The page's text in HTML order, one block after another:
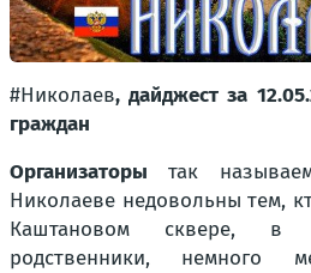
#Николаев, дайджест за
граждан
Организаторы так
Николаеве недовольны тем,
Каштановом сквере, в
родственники, немного